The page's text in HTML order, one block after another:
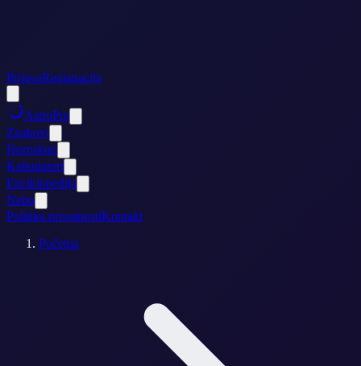
PrijavaRegistracija
AstroPut
Znakovi
Horoskop
Kalkulatori
Enciklopedija
Nebo
Politika privatnostiKontakt
Početna